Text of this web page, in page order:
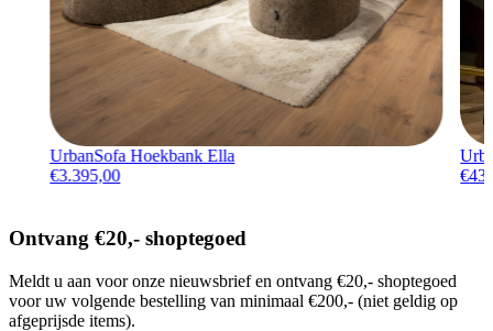
UrbanSofa Hoekbank Ella
€3.395,00
€
Ontvang €20,- shoptegoed
Meldt u aan voor onze nieuwsbrief en ontvang €20,- shoptegoed
voor uw volgende bestelling van minimaal €200,- (niet geldig op
afgeprijsde items).